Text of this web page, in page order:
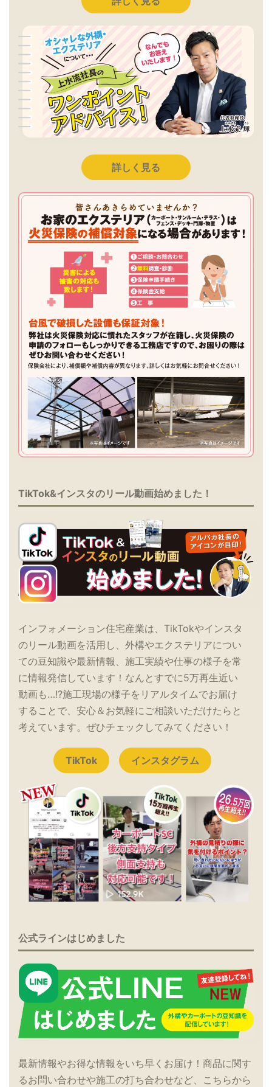
詳しく見る
TikTok&インスタのリール動画始めました！
インフォメーション住宅産業は、TikTokやインスタ
のリール動画を活用し、外構やエクステリアについ
ての豆知識や最新情報、施工実績や仕事の様子を常
に情報発信しています！なんとすでに5万再生近い
動画も…!?施工現場の様子をリアルタイムでお届け
することで、安心＆お気軽にご相談いただけたらと
考えています。ぜひチェックしてみてください！
TikTok インスタグラム
公式ラインはじめました
最新情報やお得な情報をいち早くお届け！商品に関す
るお問い合わせや施工の打ち合わせなど、こちらから